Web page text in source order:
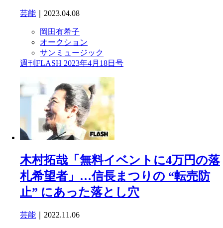
芸能 ｜2023.04.08
岡田有希子
オークション
サンミュージック
週刊FLASH 2023年4月18日号
木村拓哉「無料イベントに4万円の落
札希望者」…信長まつりの “転売防
止” にあった落とし穴
芸能 ｜2022.11.06